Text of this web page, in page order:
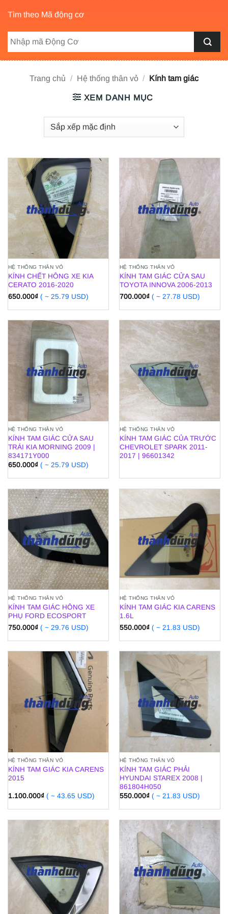
Tìm theo Mã động cơ
Trang chủ / Hệ thống thân vỏ / Kính tam giác
XEM DANH MỤC
HỆ THỐNG THÂN VỎ
KÍNH CHẾT HÔNG XE KIA
CERATO 2016-2020
650.000₫ ( ~ 25.79 USD)
HỆ THỐNG THÂN VỎ
KÍNH TAM GIÁC CỬA SAU
TOYOTA INNOVA 2006-2013
700.000₫ ( ~ 27.78 USD)
HỆ THỐNG THÂN VỎ
KÍNH TAM GIÁC CỬA SAU
TRÁI KIA MORNING 2009 |
834171Y000
650.000₫ ( ~ 25.79 USD)
HỆ THỐNG THÂN VỎ
KÍNH TAM GIÁC CỦA TRƯỚC
CHEVROLET SPARK 2011-
2017 | 96601342
HỆ THỐNG THÂN VỎ
KÍNH TAM GIÁC HÔNG XE
PHỤ FORD ECOSPORT
750.000₫ ( ~ 29.76 USD)
HỆ THỐNG THÂN VỎ
KÍNH TAM GIÁC KIA CARENS
1.6L
550.000₫ ( ~ 21.83 USD)
HỆ THỐNG THÂN VỎ
KÍNH TAM GIÁC KIA CARENS
2015
1.100.000₫ ( ~ 43.65 USD)
HỆ THỐNG THÂN VỎ
KÍNH TAM GIÁC PHẢI
HYUNDAI STAREX 2008 |
861804H050
550.000₫ ( ~ 21.83 USD)